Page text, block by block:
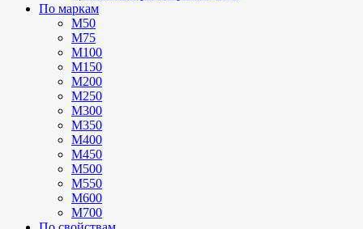
По маркам
М50
М75
М100
М150
М200
М250
М300
М350
М400
М450
М500
М550
М600
М700